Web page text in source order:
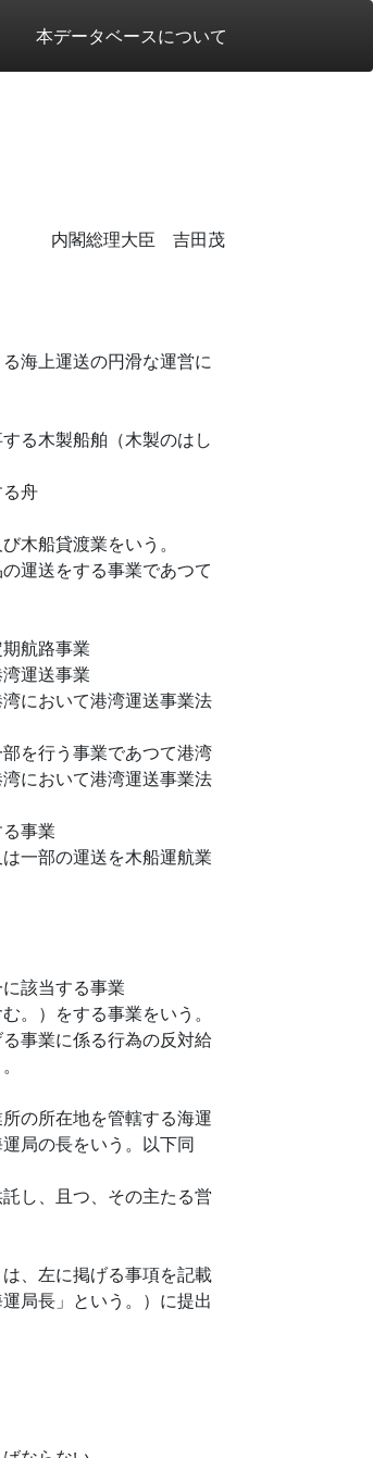
本データベースについて
内閣総理大臣 吉田茂
海上運送の円滑な運営に
る木製船舶（木製のはし
舟
木船貸渡業をいう。
運送をする事業であつて
航路事業
運送事業
において港湾運送事業法
を行う事業であつて港湾
において港湾運送事業法
事業
一部の運送を木船運航業
該当する事業
。）をする事業をいう。
事業に係る行為の反対給
の所在地を管轄する海運
局の長をいう。以下同
し、且つ、その主たる営
、左に掲げる事項を記載
局長」という。）に提出